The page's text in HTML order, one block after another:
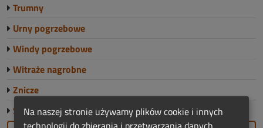
Trumny
Urny pogrzebowe
Windy pogrzebowe
Witraże nagrobne
Znicze
Sklep Funeralny
Na naszej stronie używamy plików cookie i innych